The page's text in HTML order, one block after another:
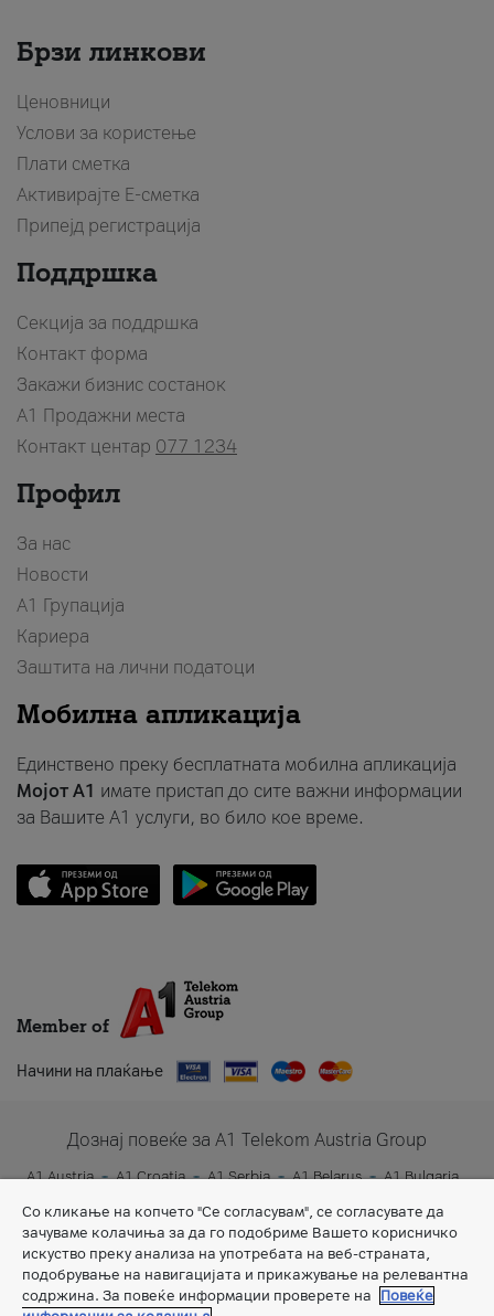
Брзи линкови
Ценовници
Услови за користење
Плати сметка
Активирајте Е-сметка
Припејд регистрација
Поддршка
Секција за поддршка
Контакт форма
Закажи бизнис состанок
A1 Продажни места
Контакт центар 077 1234
Профил
За нас
Новости
А1 Групација
Кариера
Заштита на лични податоци
Мобилна апликација
Единствено преку бесплатната мобилна апликација
Мојот A1 имате пристап до сите важни информации
за Вашите A1 услуги, во било кое време.
Member of
Начини на плаќање
Дознај повеќе за A1 Telekom Austria Group
A1 Austria A1 Croatia A1 Serbia A1 Belarus
A1 Bulgaria
Со кликање на копчето "Се согласувам", се согласувате да
зачуваме колачиња за да го подобриме Вашето корисничко
искуство преку анализа на употребата на веб-страната,
подобрување на навигацијата и прикажување на релевантна
содржина. За повеќе информации проверете на
Повеќе